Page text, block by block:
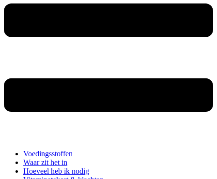
Voedingsstoffen
Waar zit het in
Hoeveel heb ik nodig